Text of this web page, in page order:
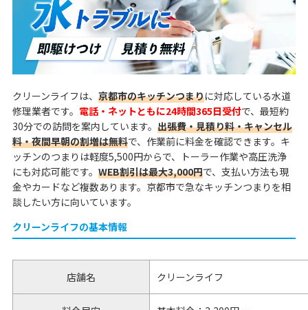
クリーンライフは、 京都市のキッチンつまりに対応している水道
修理業者です。 電話・ネットともに24時間365日受付で、最短約
30分での訪問を案内しています。 出張費・見積り料・キャンセル
料・夜間早朝の割増は無料で、作業前に料金を確認できます。キ
ッチンのつまりは軽度5,500円からで、トーラー作業や高圧洗浄
にも対応可能です。 WEB割引は最大3,000円で、支払い方法も現
金やカードなど複数あります。京都市で急なキッチンつまりを相
談したい方に向いています。
クリーンライフの基本情報
店舗名 クリーンライフ